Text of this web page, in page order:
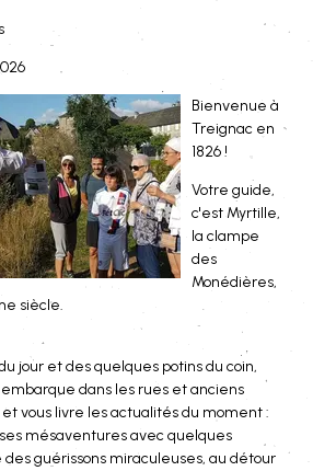
Bienvenue à
Treignac en
1826 !
Votre guide,
c'est Myrtille,
la clampe
des
Monédières,
siècle.
jour et des quelques potins du coin,
dans les rues et anciens
vous livre les actualités du moment :
mésaventures avec quelques
guérissons miraculeuses, au détour